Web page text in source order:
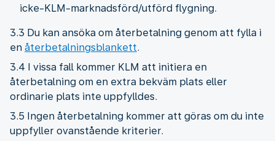
icke-KLM-marknadsförd/utförd flygning.
3.3 Du kan ansöka om återbetalning genom att fylla i
en återbetalningsblankett.
3.4 I vissa fall kommer KLM att initiera en
återbetalning om en extra bekväm plats eller
ordinarie plats inte uppfylldes.
3.5 Ingen återbetalning kommer att göras om du inte
uppfyller ovanstående kriterier.